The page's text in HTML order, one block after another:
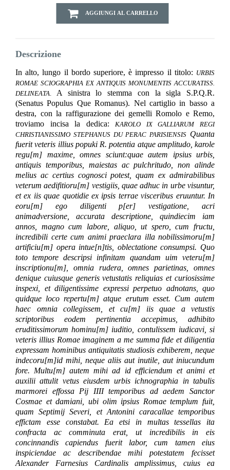
AGGIUNGI AL CARRELLO
Descrizione
In alto, lungo il bordo superiore, è impresso il titolo: URBIS
ROMAE SCIOGRAPHIA EX ANTIQUIS MONUMENTIS ACCURATISS.
DELINEATA. A sinistra lo stemma con la sigla S.P.Q.R.
(Senatus Populus Que Romanus). Nel cartiglio in basso a
destra, con la raffigurazione dei gemelli Romolo e Remo,
troviamo incisa la dedica: KAROLO IX GALLIARUM REGI
CHRISTIANISSIMO STEPHANUS DU PERAC PARISIENSIS Quanta
fuerit veteris illius popuki R. potentia atque amplitudo, karole
regu[m] maxime, omnes sciunt:quae autem ipsius urbis,
antiquis temporibus, maiestas ac pulchritudo, non alinde
melius ac certius cognosci potest, quam ex admirabilibus
veterum aedifitioru[m] vestigiis, quae adhuc in urbe visuntur,
et ex iis quae quotidie ex ipsis terrae visceribus eruuntur. In
eoru[m] ego diligenti p[er] vestigatione, acri
animadversione, accurata descriptione, quindiecim iam
annos, magno cum labore, aliquo, ut spero, cum fructu,
incredibili certe cum animi praeclara illa nobilissimoru[m]
artificiu[m] opera intue[n]tis, oblectatione consumpsi. Quo
toto tempore descripsi infinitam quandam uim veteru[m]
inscriptionu[m], omnia rudera, omnes parietinas, omnes
denique cuiusque generis vetustatis reliquias et curiosissime
inspexi, et diligentissime expressi perpetuo adnotans, quo
quidque loco repertu[m] atque erutum esset. Cum autem
haec omnia collegissem, et cu[m] iis quae a vetustis
scriptoribus eodem pertinentia accepimus, adhibito
eruditissimorum hominu[m] iuditio, contulissem iudicavi, si
veteris illius Romae imaginem a me summa fide et diligentia
expressam hominibus antiquitatis studiosis exhiberem, neque
indecoru[m]id mihi, neque aliis aut inutile, aut iniucundum
fore. Multu[m] autem mihi ad id efficiendum et animi et
auxilii attulit vetus eiusdem urbis ichnographia in tabulis
marmorei effossa Pij IIII temporibus ad aedem Sanctor
Cosmae et damiani, ubi olim ipsius Romae templum fuit,
quam Septimij Severi, et Antonini caracallae temporibus
effictam esse constabat. Ea etsi in multas tessellas ita
confracta ac comminuta erat, ut incredibilis in eis
concinnandis capiendus fuerit labor, cum tamen eius
inspiciendae ac describendae mihi potestatem fecisset
Alexander Farnesius Cardinalis amplissimus, cuius ea